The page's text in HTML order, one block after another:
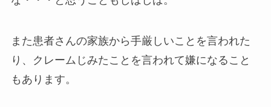
また患者さんの家族から手厳しいことを言われた
り、クレームじみたことを言われて嫌になること
もあります。